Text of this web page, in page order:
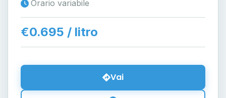
Orario variabile
€0.695 / litro
Vai